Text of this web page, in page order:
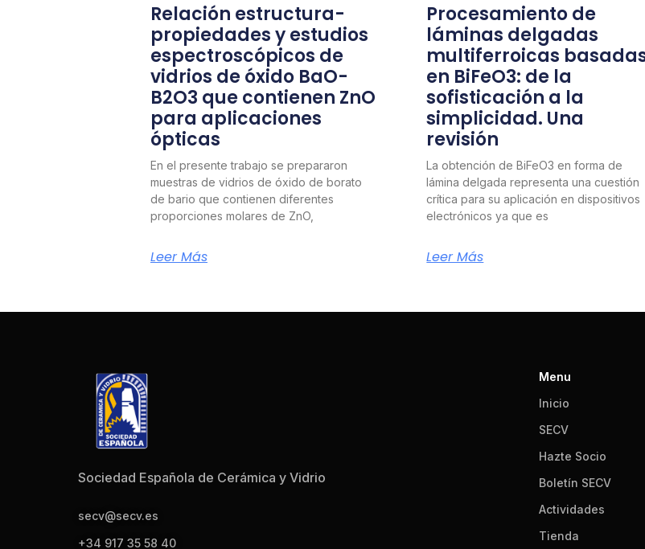
Relación estructura-
propiedades y estudios
espectroscópicos de
vidrios de óxido BaO-
B2O3 que contienen ZnO
para aplicaciones
ópticas
En el presente trabajo se prepararon
muestras de vidrios de óxido de borato
de bario que contienen diferentes
proporciones molares de ZnO,
Leer Más
Procesamiento de
láminas delgadas
multiferroicas
en BiFeO3: de la
sofisticación a la
simplicidad. Una
revisión
La obtención de BiFeO3 en forma de
lámina delgada representa una cuestión
crítica para su aplicación en dispositivos
electrónicos ya que es
Leer Más
Sociedad Española de Cerámica y Vidrio
secv@secv.es
+34 917 35 58 40
Menu
Inicio
SECV
Hazte Socio
Boletín SECV
Actividades
Tienda